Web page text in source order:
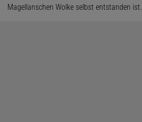
Magellanschen Wolke selbst entstanden ist.